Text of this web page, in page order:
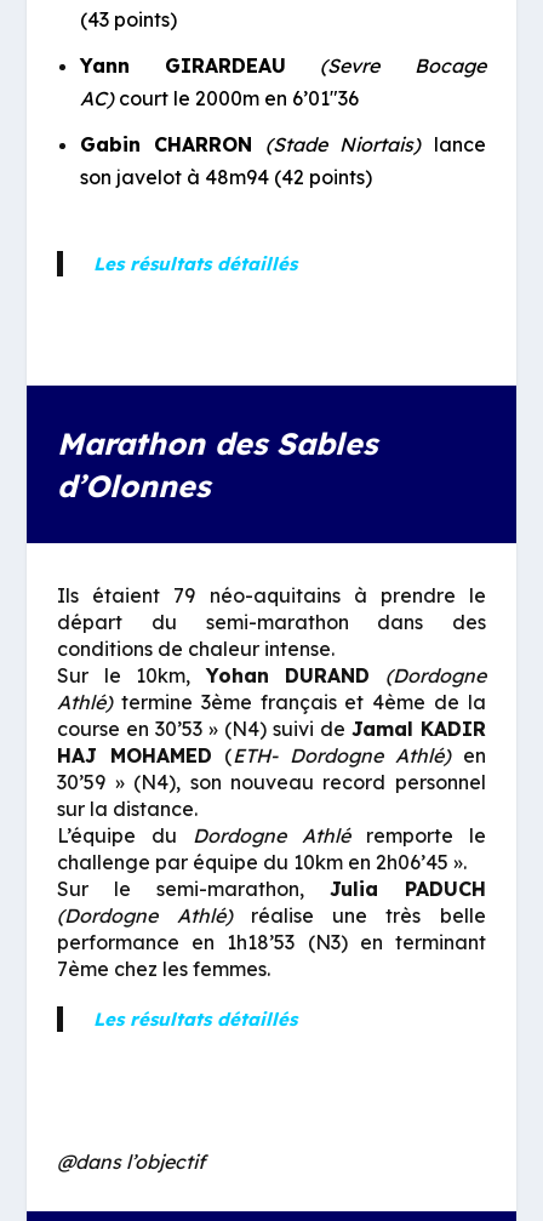
(43 points)
Yann GIRARDEAU
(Sevre Bocage
AC) court le 2000m en 6’01″36
Gabin CHARRON
(Stade Niortais)lance
son javelot à 48m94 (42 points)
Les résultats détaillés
Marathon des Sables
d’Olonnes
Ils étaient 79 néo-aquitains à prendre le
départ du semi-marathon dans des
conditions de chaleur intense.
Sur le 10km,Yohan DURAND
(Dordogne
Athlé)termine 3ème français et 4ème de la
course en 30’53 » (N4) suivi de Jamal KADIR
HAJ MOHAMED (ETH- Dordogne Athlé) en
30’59 » (N4), son nouveau record personnel
sur la distance.
L’équipe du Dordogne Athléremporte le
challenge par équipe du 10km en 2h06’45 ».
Sur le semi-marathon, Julia PADUCH
(Dordogne Athlé)réalise une très belle
performance en 1h18’53 (N3) en terminant
7ème chez les femmes.
Les résultats détaillés
@dans l’objectif